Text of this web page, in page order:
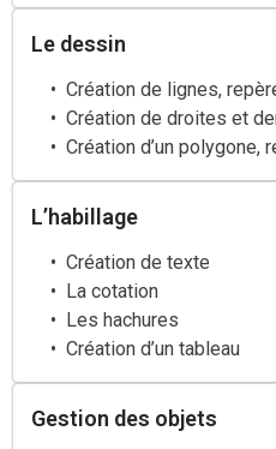
Le dessin
Création de lignes,
Création de droites et
Création d’un polygone,
L’habillage
Création de texte
La cotation
Les hachures
Création d’un tableau
Gestion des objets